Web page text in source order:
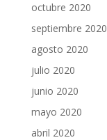
octubre 2020
septiembre 2020
agosto 2020
julio 2020
junio 2020
mayo 2020
abril 2020